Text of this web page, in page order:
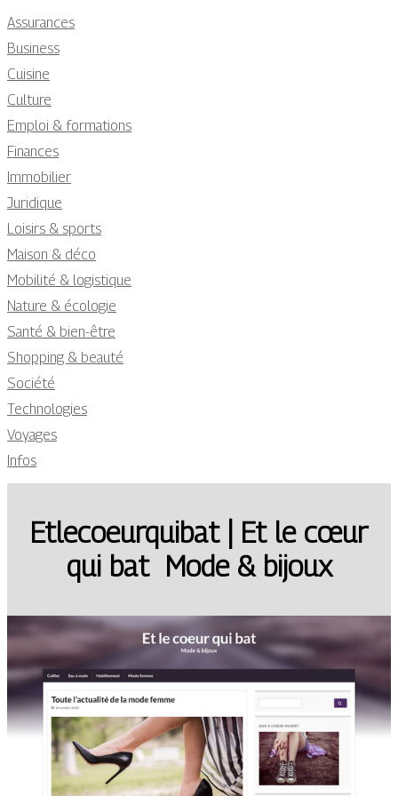
Assurances
Business
Cuisine
Culture
Emploi & formations
Finances
Immobilier
Juridique
Loisirs & sports
Maison & déco
Mobilité & logistique
Nature & écologie
Santé & bien-être
Shopping & beauté
Société
Technologies
Voyages
Infos
Et­lecoeur­qui­bat | Et le cœur
qui bat ️ Mode & bijoux